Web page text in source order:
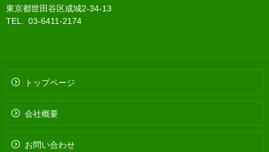
東京都世田谷区成城2-34-13
TEL. 03-6411-2174
トップページ
会社概要
お問い合わせ